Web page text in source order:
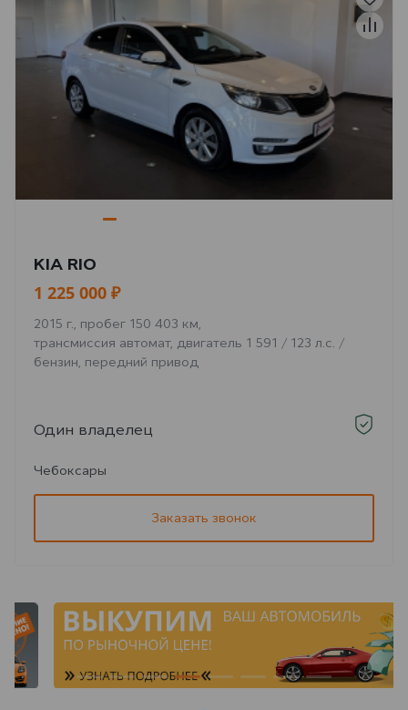
KIA RIO
1 225 000 ₽
2015 г., пробег 150 403 км,
трансмиссия автомат, двигатель 1 591 / 123 л.с. /
бензин, передний привод
Один владелец
Чебоксары
Заказать звонок